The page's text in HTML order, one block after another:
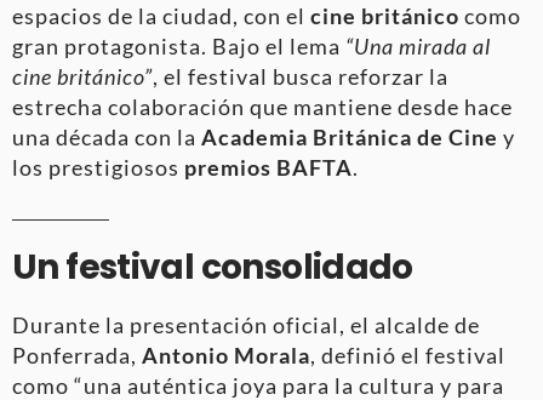
espacios de la ciudad, con el cine británico como
gran protagonista. Bajo el lema “Una mirada al
cine británico”, el festival busca reforzar la
estrecha colaboración que mantiene desde hace
una década con la Academia Británica de Cine y
los prestigiosos premios BAFTA.
Un festival consolidado
Durante la presentación oficial, el alcalde de
Ponferrada, Antonio Morala, definió el festival
como “una auténtica joya para la cultura y para